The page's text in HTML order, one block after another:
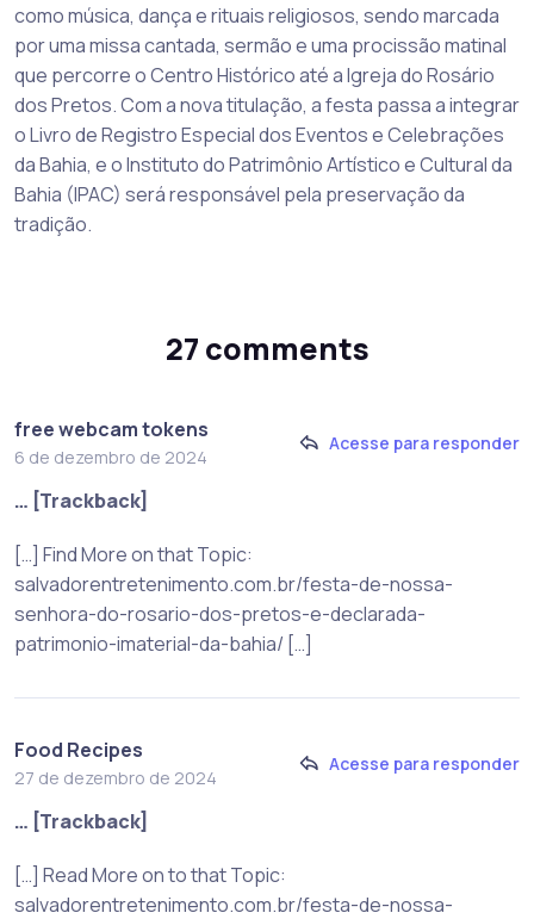
como música, dança e rituais religiosos, sendo marcada
por uma missa cantada, sermão e uma procissão matinal
que percorre o Centro Histórico até a Igreja do Rosário
dos Pretos. Com a nova titulação, a festa passa a integrar
o Livro de Registro Especial dos Eventos e Celebrações
da Bahia, e o Instituto do Patrimônio Artístico e Cultural da
Bahia (IPAC) será responsável pela preservação da
tradição.
27 comments
free webcam tokens
6 de dezembro de 2024
Acesse para responder
… [Trackback]
[…] Find More on that Topic:
salvadorentretenimento.com.br/festa-de-nossa-
senhora-do-rosario-dos-pretos-e-declarada-
patrimonio-imaterial-da-bahia/ […]
Food Recipes
27 de dezembro de 2024
Acesse para responder
… [Trackback]
[…] Read More on to that Topic:
salvadorentretenimento.com.br/festa-de-nossa-